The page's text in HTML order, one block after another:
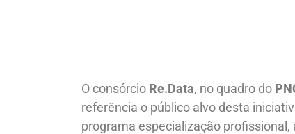
O consórcio Re.Data, no quadro do
referência o público alvo desta
programa especialização profissional,